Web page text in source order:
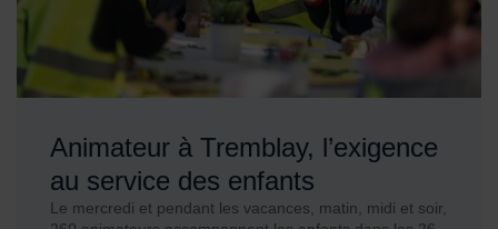
Animateur à Tremblay, l’exigence
au service des enfants
Le mercredi et pendant les vacances, matin, midi et soir,